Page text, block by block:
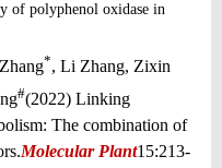
of polyphenol oxidase in
*, Li Zhang, Zixin
#(2022) Linking
The combination of
Molecular Plant15:213-